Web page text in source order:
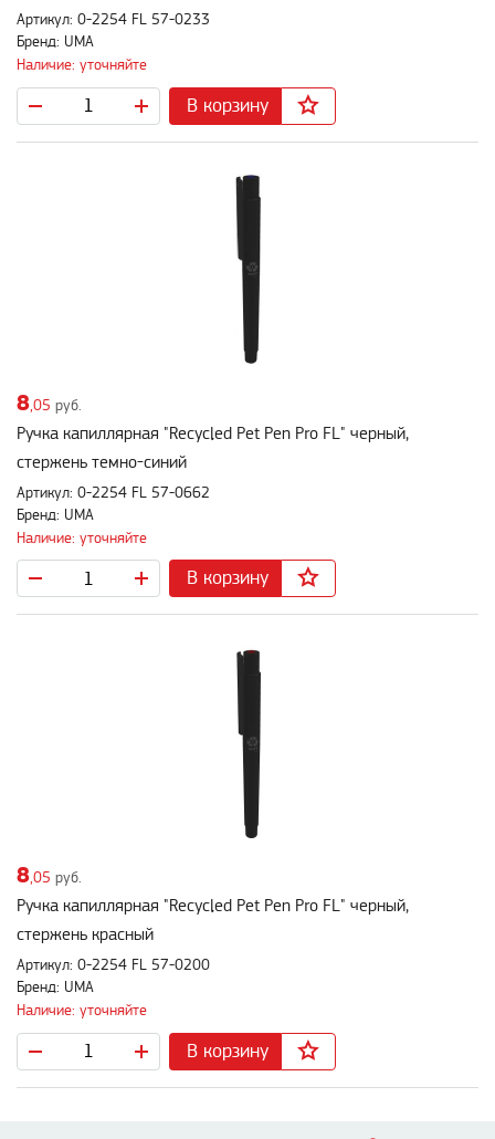
Артикул: 0-2254 FL 57-0233
Бренд: UMA
Наличие: уточняйте
В корзину
8 ,05 руб.
Ручка капиллярная "Recycled Pet Pen Pro FL" черный,
стержень темно-синий
Артикул: 0-2254 FL 57-0662
Бренд: UMA
Наличие: уточняйте
В корзину
8,05 руб.
Ручка капиллярная "Recycled Pet Pen Pro FL" черный,
стержень красный
Артикул: 0-2254 FL 57-0200
Бренд: UMA
Наличие: уточняйте
В корзину